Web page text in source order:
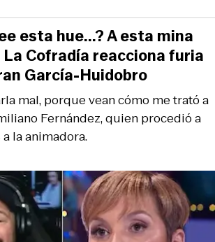
mal, porque vean cómo me trató a
Fernández, quien procedió a
la animadora.
esta hue...? A esta mina
La Cofradía reacciona furia
García-Huidobro